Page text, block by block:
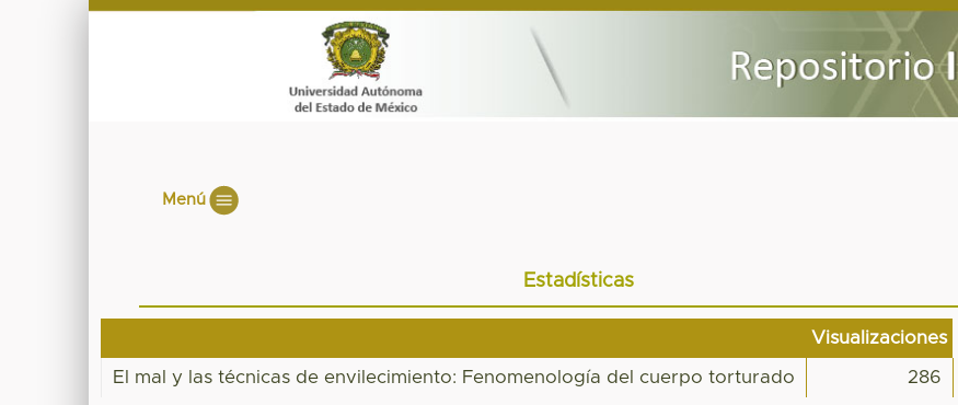
Menú
Estadísticas
Visualizaciones
El mal y las técnicas de envilecimiento: Fenomenología del cuerpo torturado 286